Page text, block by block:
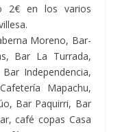
2€ en los varios
Moreno, Bar-
Bar La Turrada,
Independencia,
Mapachu,
Bar Paquirri, Bar
café copas Casa